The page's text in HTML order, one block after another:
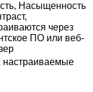
Насыщенность
через
ПО или веб-
настраиваемые